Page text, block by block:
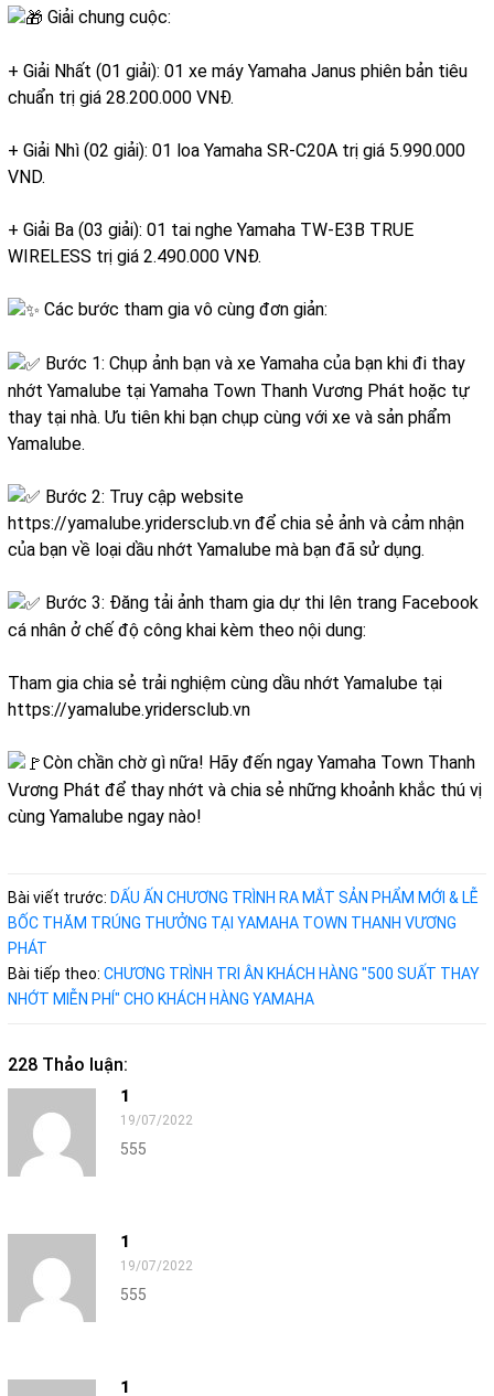
Giải chung cuộc:
+ Giải Nhất (01 giải): 01 xe máy Yamaha Janus phiên bản tiêu
chuẩn trị giá 28.200.000 VNĐ.
+ Giải Nhì (02 giải): 01 loa Yamaha SR-C20A trị giá 5.990.000
VND.
+ Giải Ba (03 giải): 01 tai nghe Yamaha TW-E3B TRUE
WIRELESS trị giá 2.490.000 VNĐ.
Các bước tham gia vô cùng đơn giản:
Bước 1: Chụp ảnh bạn và xe Yamaha của bạn khi đi thay
nhớt Yamalube tại Yamaha Town Thanh Vương Phát hoặc tự
thay tại nhà. Ưu tiên khi bạn chụp cùng với xe và sản phẩm
Yamalube.
Bước 2: Truy cập website
https://yamalube.yridersclub.vn để chia sẻ ảnh và cảm nhận
của bạn về loại dầu nhớt Yamalube mà bạn đã sử dụng.
Bước 3: Đăng tải ảnh tham gia dự thi lên trang Facebook
cá nhân ở chế độ công khai kèm theo nội dung:
Tham gia chia sẻ trải nghiệm cùng dầu nhớt Yamalube tại
https://yamalube.yridersclub.vn
Còn chần chờ gì nữa! Hãy đến ngay Yamaha Town Thanh
Vương Phát để thay nhớt và chia sẻ những khoảnh khắc thú vị
cùng Yamalube ngay nào!
Bài viết trước: DẤU ẤN CHƯƠNG TRÌNH RA MẮT SẢN PHẨM MỚI & LỄ
BỐC THĂM TRÚNG THƯỞNG TẠI YAMAHA TOWN THANH VƯƠNG
PHÁT
Bài tiếp theo: CHƯƠNG TRÌNH TRI ÂN KHÁCH HÀNG "500 SUẤT THAY
NHỚT MIỄN PHÍ" CHO KHÁCH HÀNG YAMAHA
228 Thảo luận:
1
19/07/2022
555
1
19/07/2022
555
1